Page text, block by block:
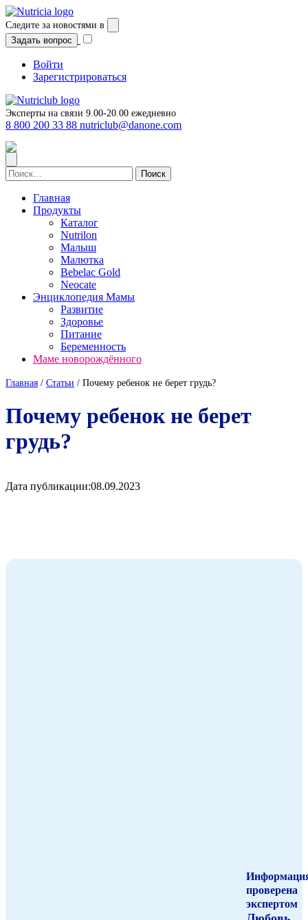
Перейти
к
содержимому
Следите за новостями в
Задать вопрос
Войти
Зарегистрироваться
Эксперты на связи 9.00-20.00 ежедневно
8 800 200 33 88 nutriclub@danone.com
Найти:
Главная
Продукты
Каталог
Nutrilon
Малыш
Малютка
Bebelac Gold
Neocate
Энциклопедия Мамы
Развитие
Здоровье
Питание
Беременность
Маме новорождённого
Главная / Cтатьи / Почему ребенок не берет грудь?
Почему ребенок не берет
грудь?
Дата публикации:08.09.2023
проверена
экспертом